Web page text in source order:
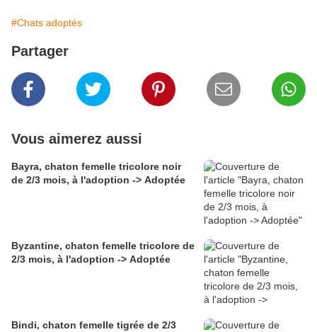
#Chats adoptés
Partager
Vous aimerez aussi
Bayra, chaton femelle tricolore noir
de 2/3 mois, à l'adoption -> Adoptée
Byzantine, chaton femelle tricolore de
2/3 mois, à l'adoption -> Adoptée
Bindi, chaton femelle tigrée de 2/3